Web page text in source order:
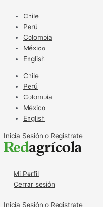
contenido
Chile
Perú
Colombia
México
English
Chile
Perú
Colombia
México
English
Inicia Sesión o Registrate
Mi Perfil
Cerrar sesión
Inicia Sesión o Registrate
y
las
bombas
que
acompañaron
transformación
agrícola
peruana